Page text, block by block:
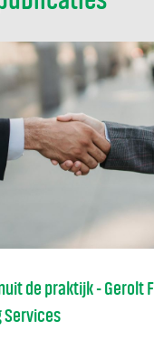
de praktijk - Gerolt
Services